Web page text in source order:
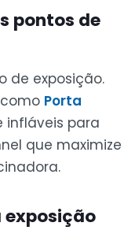
pontos de
de exposição.
Porta
infláveis para
que maximize
exposição